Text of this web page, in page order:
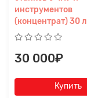
инструментов
(концентрат) 30 л
30 000₽
Купить